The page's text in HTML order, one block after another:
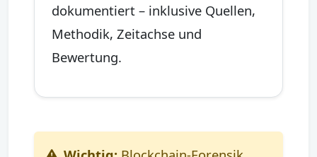
dokumentiert – inklusive Quellen,
Methodik, Zeitachse und
Bewertung.